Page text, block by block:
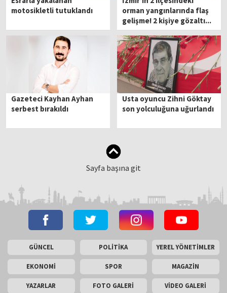
motosikletli tutuklandı
orman yangınlarında flaş
gelişme! 2 kişiye gözaltı...
Gazeteci Kayhan Ayhan
serbest bırakıldı
Usta oyuncu Zihni Göktay
son yolculuğuna uğurlandı
Sayfa başına git
GÜNCEL POLİTİKA YEREL YÖNETİMLER
EKONOMİ SPOR MAGAZİN
YAZARLAR FOTO GALERİ VİDEO GALERİ